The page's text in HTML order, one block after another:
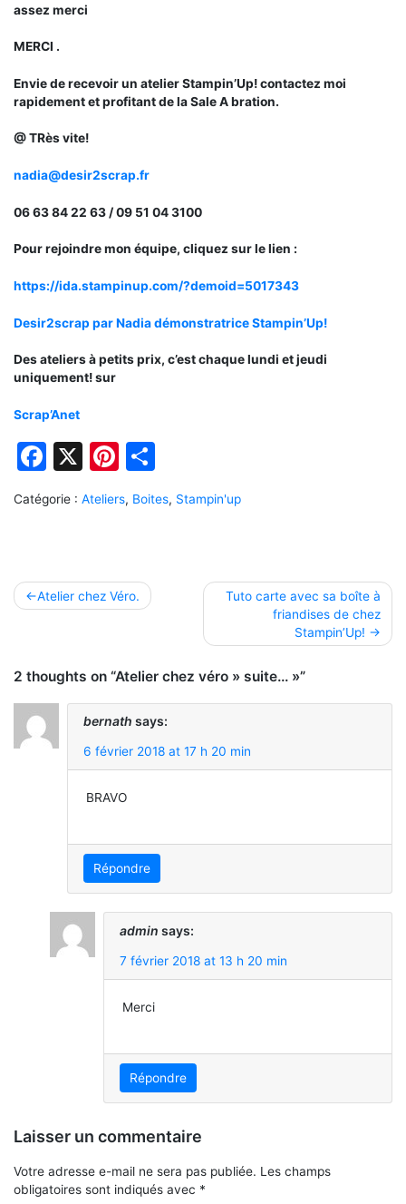
assez merci
MERCI .
Envie de recevoir un atelier Stampin’Up! contactez moi
rapidement et profitant de la Sale A bration.
@ TRès vite!
nadia@desir2scrap.fr
06 63 84 22 63 / 09 51 04 3100
Pour rejoindre mon équipe, cliquez sur le lien :
https://ida.stampinup.com/?demoid=5017343
Desir2scrap par Nadia démonstratrice Stampin’Up!
Des ateliers à petits prix, c’est chaque lundi et jeudi
uniquement! sur
Scrap’Anet
Facebook
X Pinterest
Catégorie : Ateliers, Boites, Stampin'up
Navigation
Atelier chez Véro.
Tuto carte avec sa boîte à
friandises de chez
Stampin’Up!
2 thoughts on “Atelier chez véro » suite… »”
bernath says:
6 février 2018 at 17 h 20 min
BRAVO
Répondre
admin says:
7 février 2018 at 13 h 20 min
Merci
Répondre
Laisser un commentaire
Votre adresse e-mail ne sera pas publiée. Les champs
obligatoires sont indiqués avec *